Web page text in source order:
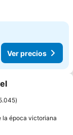
Ver precios
la época victoriana